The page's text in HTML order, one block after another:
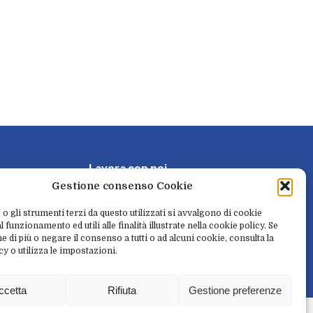
Gestione consenso Cookie
o gli strumenti terzi da questo utilizzati si avvalgono di cookie
funzionamento ed utili alle finalità illustrate nella cookie policy. Se
di più o negare il consenso a tutti o ad alcuni cookie, consulta la
o utilizza le impostazioni.
Rifiuta Gestione preferenze
Lavoraconnoi
Pr enotaeritira
New